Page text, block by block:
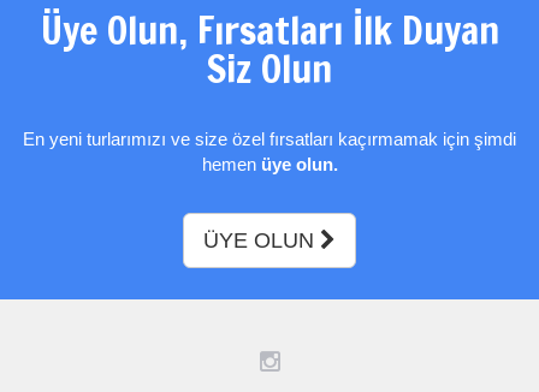
Üye Olun, Fırsatları İlk Duyan
Siz Olun
En yeni turlarımızı ve size özel fırsatları kaçırmamak için şimdi
hemen üye olun.
ÜYE OLUN